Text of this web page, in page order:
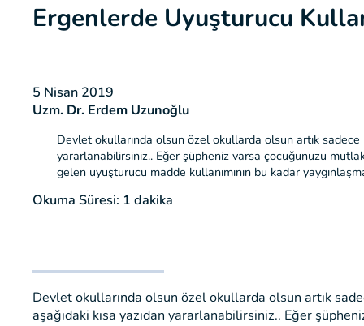
Ergenlerde Uyuşturucu
5 Nisan 2019
Uzm. Dr. Erdem Uzunoğlu
Devlet okullarında olsun özel okullarda olsun artık sadece
yararlanabilirsiniz.. Eğer şüpheniz varsa çocuğunuzu
gelen uyuşturucu madde kullanımının bu kadar
Okuma Süresi: 1 dakika
Devlet okullarında olsun özel okullarda olsun artık
aşağıdaki kısa yazıdan yararlanabilirsiniz.. Eğer